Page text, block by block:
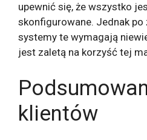
upewnić się, że wszystko
skonfigurowane. Jednak po
systemy te wymagają
jest zaletą na korzyść tej
klientów